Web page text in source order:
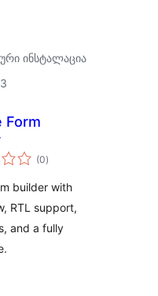
ინსტალაცია
Form
(0საერთო
რეიტინგი
)
builder with
RTL support,
and a fully